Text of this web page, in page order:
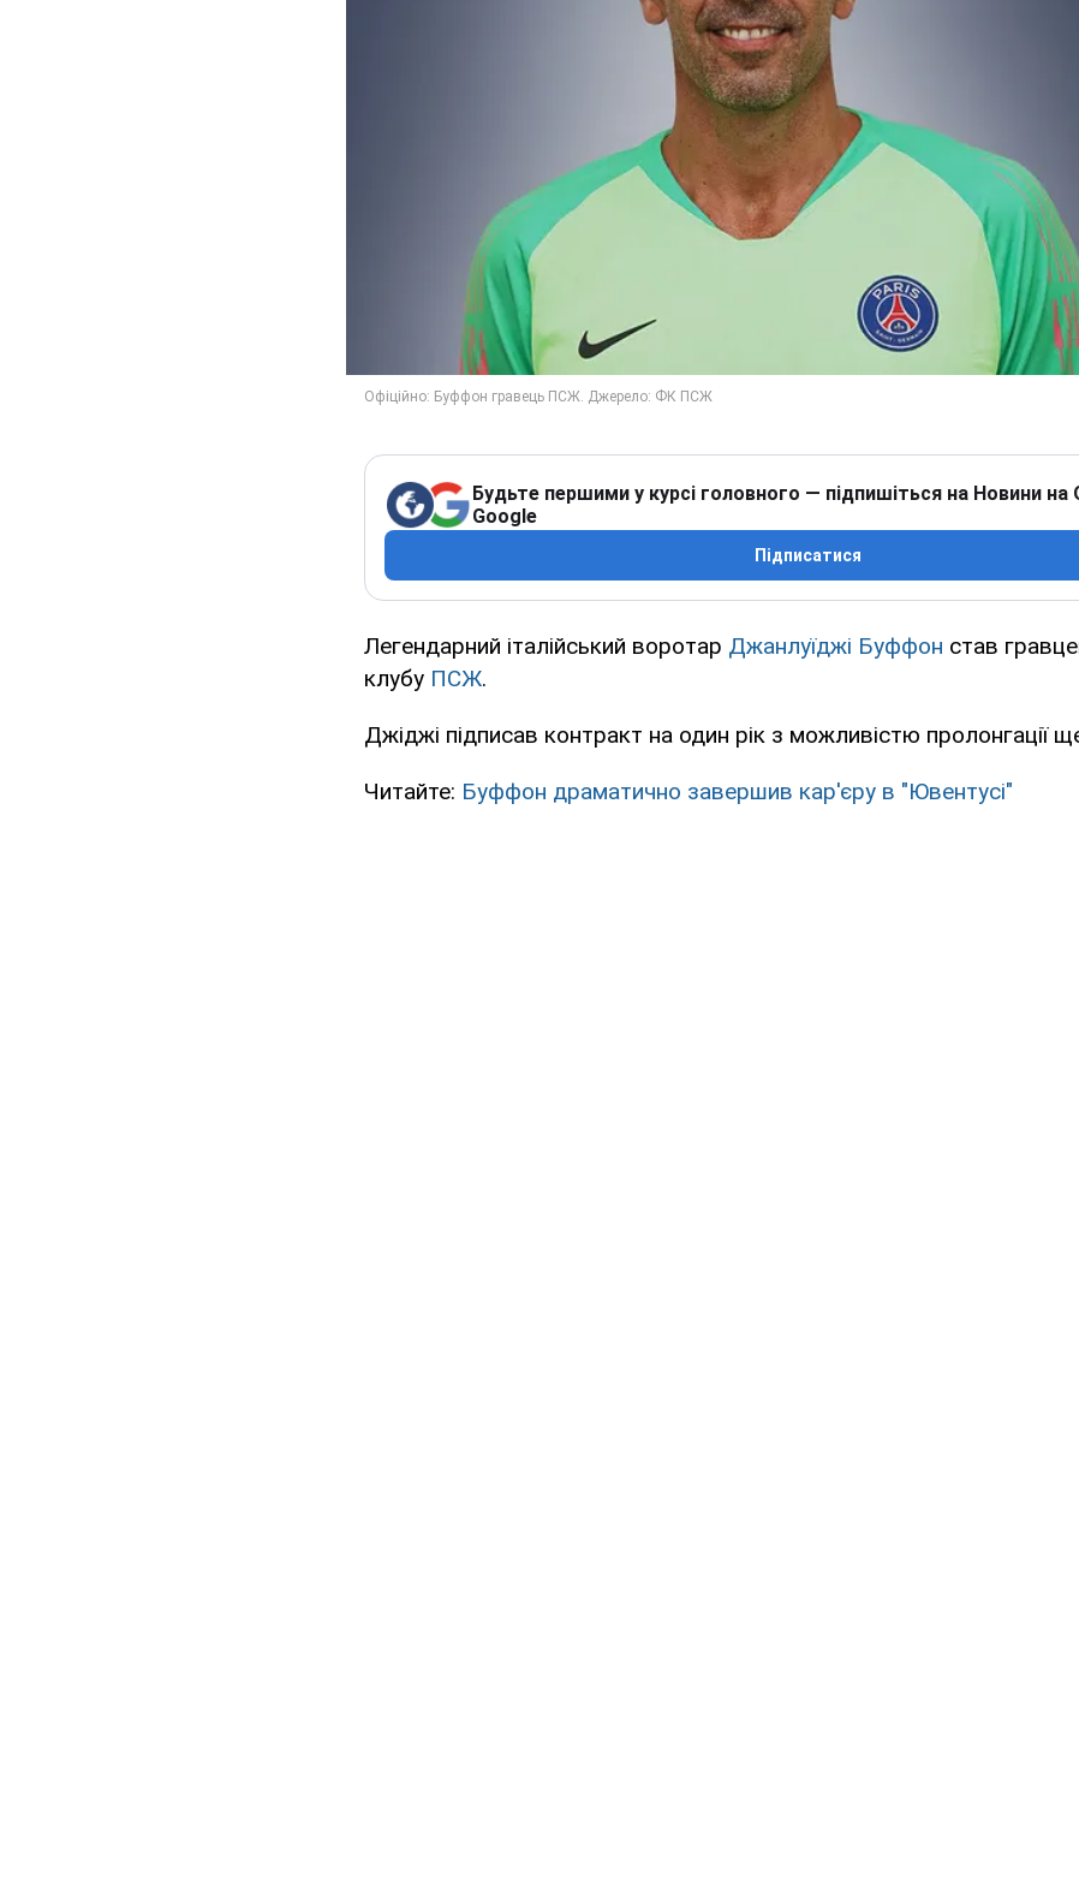
Будьте першими у курсі головного — підпишіться на Новини на
Google
Підписатися
Легендарний італійський воротар Джанлуїджі Буффон став
клубу ПСЖ.
Джіджі підписав контракт на один рік з можливістю пролонгації
Читайте: Буффон драматично завершив кар'єру в "Ювентусі"